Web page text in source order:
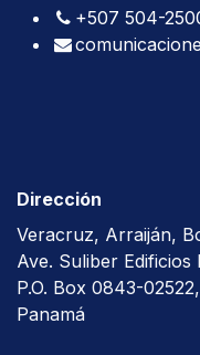
+507 504-
Dirección
Veracruz, Arraiján,
Ave. Suliber
P.O. Box 0843-
Panamá